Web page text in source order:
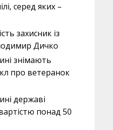
серед яких –
захисник із
Дичко
знімають
про ветеранок
державі
понад 50